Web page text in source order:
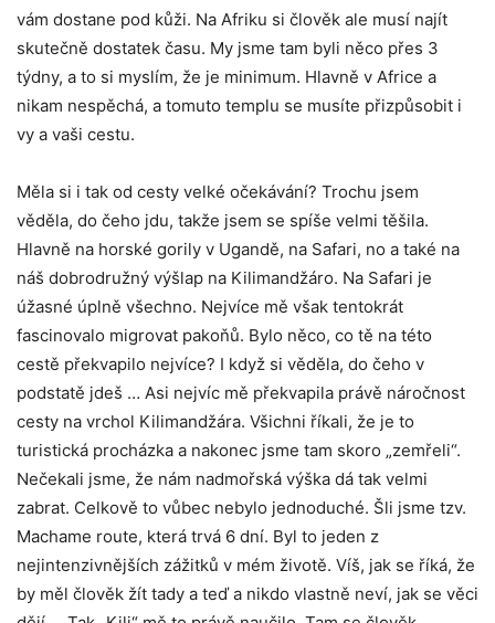
vám dostane pod kůži. Na Afriku si člověk ale musí najít
skutečně dostatek času. My jsme tam byli něco přes 3
týdny, a to si myslím, že je minimum. Hlavně v Africe a
nikam nespěchá, a tomuto templu se musíte přizpůsobit i
vy a vaši cestu.
Měla si i tak od cesty velké očekávání? Trochu jsem
věděla, do čeho jdu, takže jsem se spíše velmi těšila.
Hlavně na horské gorily v Ugandě, na Safari, no a také na
náš dobrodružný výšlap na Kilimandžáro. Na Safari je
úžasné úplně všechno. Nejvíce mě však tentokrát
fascinovalo migrovat pakoňů. Bylo něco, co tě na této
cestě překvapilo nejvíce? I když si věděla, do čeho v
podstatě jdeš … Asi nejvíc mě překvapila právě náročnost
cesty na vrchol Kilimandžára. Všichni říkali, že je to
turistická procházka a nakonec jsme tam skoro „zemřeli“.
Nečekali jsme, že nám nadmořská výška dá tak velmi
zabrat. Celkově to vůbec nebylo jednoduché. Šli jsme tzv.
Machame route, která trvá 6 dní. Byl to jeden z
nejintenzivnějších zážitků v mém životě. Víš, jak se říká, že
by měl člověk žít tady a teď a nikdo vlastně neví, jak se věci